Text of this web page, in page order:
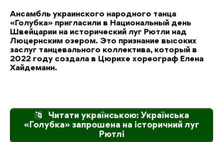
Ансамбль украинского народного танца
«Голубка» пригласили в Национальный день
Швейцарии на исторический луг Рютли над
Люцернским озером. Это признание высоких
заслуг танцевального коллектива, который в
2022 году создала в Цюрихе хореограф Елена
Хайдеманн.
Читати українською: Українська
«Голубка» запрошена на історичний луг
Рютлі